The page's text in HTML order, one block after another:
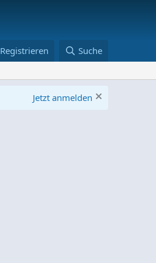
Registrieren Suche
Jetzt anmelden